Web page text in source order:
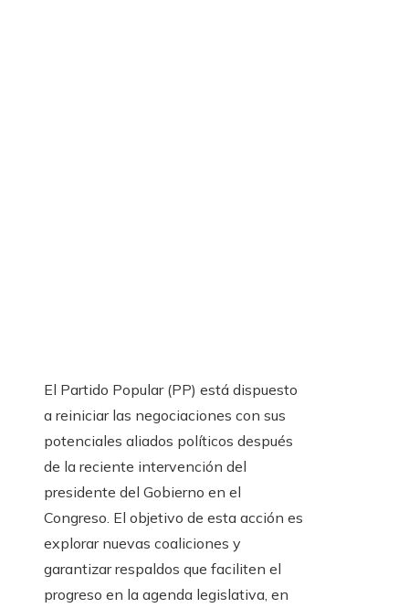
El Partido Popular (PP) está dispuesto
a reiniciar las negociaciones con sus
potenciales aliados políticos después
de la reciente intervención del
presidente del Gobierno en el
Congreso. El objetivo de esta acción es
explorar nuevas coaliciones y
garantizar respaldos que faciliten el
progreso en la agenda legislativa, en